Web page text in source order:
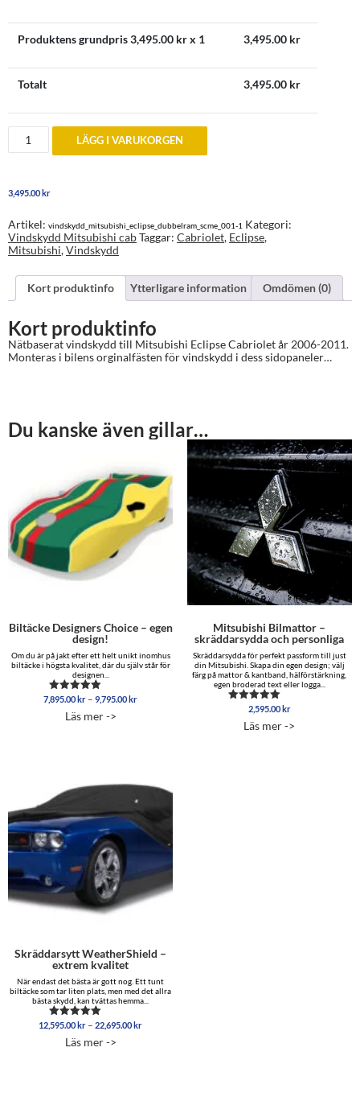
Produktens grundpris3,495.00 kr x 1 3,495.00 kr
Totalt 3,495.00 kr
Vindskydd
Mitsubishi
2006-
mängd
LÄGG I VARUKORGEN
3,495.00kr
Artikel: vindskydd_mitsubishi_eclipse_dubbelram_scme_001-1 Kategori:
Vindskydd Mitsubishi cabTaggar: Cabriolet, Eclipse,
Mitsubishi,Vindskydd
Kort produktinfo Ytterligare information Omdömen (0)
Kort produktinfo
Nätbaserat vindskydd till Mitsubishi Eclipse Cabriolet år 2006-2011.
Monteras i bilens orginalfästen för vindskydd i dess sidopaneler…
Du kanske även gillar…
Biltäcke Designers Choice – egen
design!
Om du är på jakt efter ett helt unikt inomhus
biltäcke i högsta kvalitet, där du själv står för
designen...
Betygsatt
av 5
7,895.00kr – 9,795.00krPrisintervall:
Läs mer ->
Mitsubishi Bilmattor –
skräddarsydda och personliga
Skräddarsydda för perfekt passform till just
din Mitsubishi. Skapa din egen design; välj
färg på mattor & kantband, hälförstärkning,
egen broderad text eller logga...
Betygsatt
av 5
2,595.00kr
Läs mer ->
Skräddarsytt WeatherShield –
extrem kvalitet
När endast det bästa är gott nog. Ett tunt
biltäcke som tar liten plats, men med det allra
bästa skydd, kan tvättas hemma...
Betygsatt
av 5
12,595.00kr – 22,695.00krPrisintervall:
Läs mer ->